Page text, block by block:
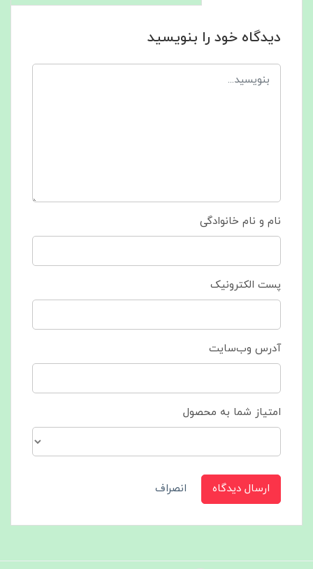
دیدگاه خود را بنویسید
نام و نام خانوادگی
پست الکترونیک
آدرس وب‌سایت
امتیاز شما به محصول
ارسال دیدگاه انصراف